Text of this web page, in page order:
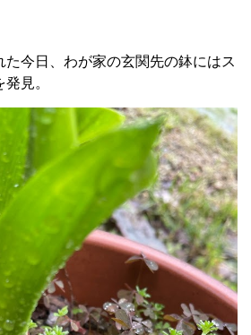
た今日、わが家の玄関先の鉢にはス
見。